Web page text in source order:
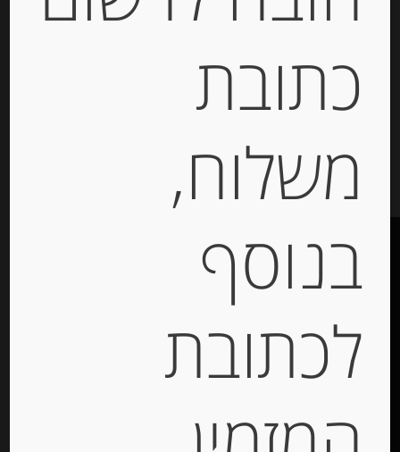
18.00
יחידות
תקנון האתר
הצהרת נגישות
תקשורת מותג –
כתובת
משלוח,
בנוסף
לכתובת